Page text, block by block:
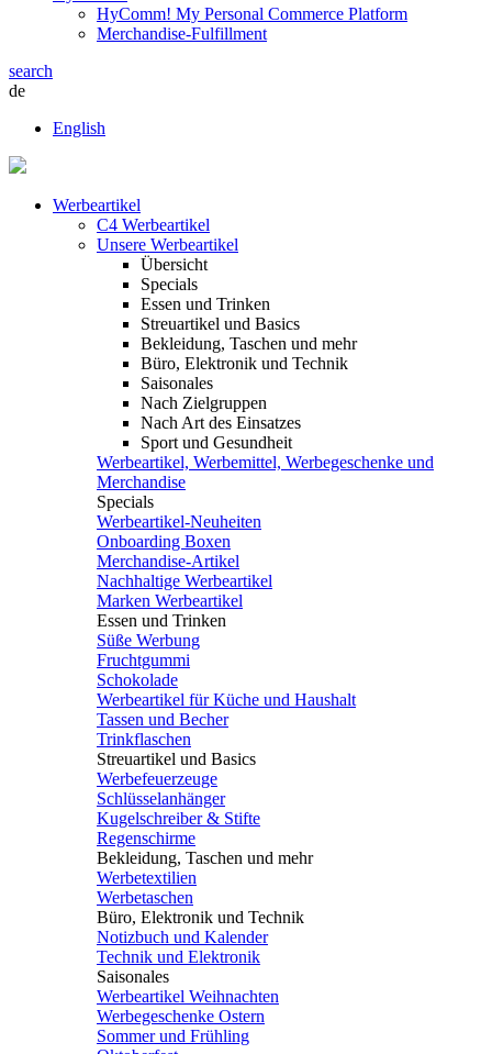
HyComm! My Personal Commerce Platform
Merchandise-Fulfillment
search
de
English
Werbeartikel
C4 Werbeartikel
Unsere Werbeartikel
Übersicht
Specials
Essen und Trinken
Streuartikel und Basics
Bekleidung, Taschen und mehr
Büro, Elektronik und Technik
Saisonales
Nach Zielgruppen
Nach Art des Einsatzes
Sport und Gesundheit
Werbeartikel, Werbemittel, Werbegeschenke und
Merchandise
Specials
Werbeartikel-Neuheiten
Onboarding Boxen
Merchandise-Artikel
Nachhaltige Werbeartikel
Marken Werbeartikel
Essen und Trinken
Süße Werbung
Fruchtgummi
Schokolade
Werbeartikel für Küche und Haushalt
Tassen und Becher
Trinkflaschen
Streuartikel und Basics
Werbefeuerzeuge
Schlüsselanhänger
Kugelschreiber & Stifte
Regenschirme
Bekleidung, Taschen und mehr
Werbetextilien
Werbetaschen
Büro, Elektronik und Technik
Notizbuch und Kalender
Technik und Elektronik
Saisonales
Werbeartikel Weihnachten
Werbegeschenke Ostern
Sommer und Frühling